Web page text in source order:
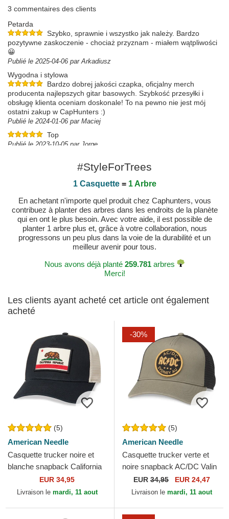
3 commentaires des clients
Petarda
Szybko, sprawnie i wszystko jak należy. Bardzo
pozytywne zaskoczenie - chociaż przyznam - miałem wątpliwości
😀
Publié le 2025-04-06 par Arkadiusz
Wygodna i stylowa
Bardzo dobrej jakości czapka, oficjalny merch
producenta najlepszych gitar basowych. Szybkość przesyłki i
obsługę klienta oceniam doskonale! To na pewno nie jest mój
ostatni zakup w CapHunters :)
Publié le 2024-01-06 par Maciej
Top
Publié le 2023-10-05 par Jorge
#StyleForTrees
1 Casquette= 1 Arbre
En achetant n'importe quel produit chez Caphunters, vous
contribuez à planter des arbres dans les endroits de la planète
qui en ont le plus besoin. Avec votre aide, il est possible de
planter 1 arbre plus et, grâce à votre collaboration, nous
progressons un peu plus dans la voie de la durabilité et un
meilleur avenir pour tous.
Nous avons déjà planté 259.781 arbres
Merci!
Les clients ayant acheté cet article ont également
acheté
(5)
American Needle
Casquette trucker noire et
blanche snapback California
Bear Valin American Needle
EUR 34,95
Livraison le mardi, 11 aout
-30%
(5)
American Needle
Casquette trucker verte et
noire snapback AC/DC Valin
American Needle
EUR 34,95 EUR 24,47
Livraison le mardi, 11 aout